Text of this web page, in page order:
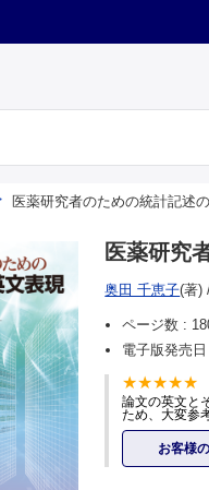
医薬研究者のための統計記述
医薬研究
奥田 千恵子(著)
ページ数 :
電子版発売
論文の英文と
ため、大変参
お客様